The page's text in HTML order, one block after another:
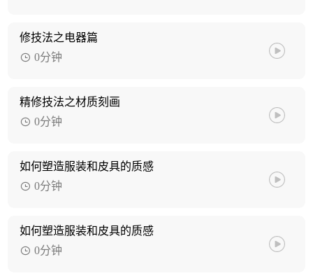
修技法之电器篇
0分钟
精修技法之材质刻画
0分钟
如何塑造服装和皮具的质感
0分钟
如何塑造服装和皮具的质感
0分钟